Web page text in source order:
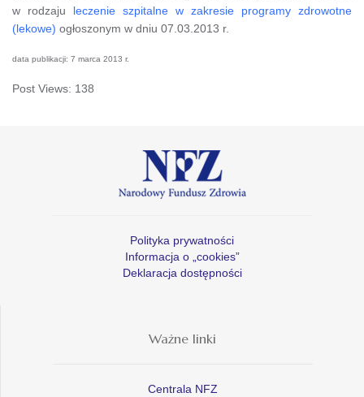
w rodzaju leczenie szpitalne w zakresie programy zdrowotne
(lekowe) ogłoszonym w dniu 07.03.2013 r.
data publikacji: 7 marca 2013 r.
Post Views: 138
Polityka prywatności
Informacja o „cookies”
Deklaracja dostępności
Ważne linki
Centrala NFZ